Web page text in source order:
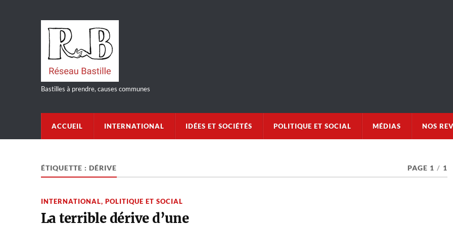
Bastilles à prendre, causes communes
ACCUEIL INTERNATIONAL IDÉES ET SOCIÉTÉS POLITIQUE ET SOCIAL MÉDIAS NOS
ÉTIQUETTE : DÉRIVE PAGE 1 / 1
INTERNATIONAL, POLITIQUE ET SOCIAL
La terrible dérive d’une